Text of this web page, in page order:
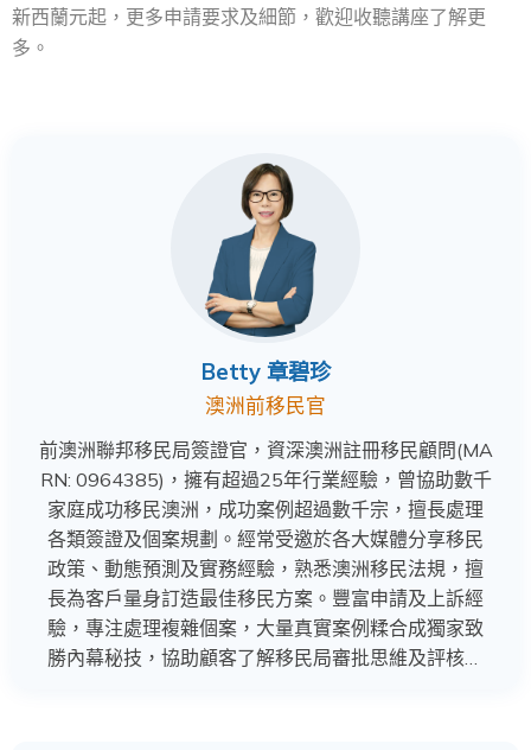
新西蘭元起，更多申請要求及細節，歡迎收聽講座了解更
多。
Betty 章碧珍
澳洲前移民官
前澳洲聯邦移民局簽證官，資深澳洲註冊移民顧問(MA
RN: 0964385)，擁有超過25年行業經驗，曾協助數千
家庭成功移民澳洲，成功案例超過數千宗，擅長處理
各類簽證及個案規劃。經常受邀於各大媒體分享移民
政策、動態預測及實務經驗，熟悉澳洲移民法規，擅
長為客戶量身訂造最佳移民方案。豐富申請及上訴經
驗，專注處理複雜個案，大量真實案例糅合成獨家致
勝內幕秘技，協助顧客了解移民局審批思維及評核準